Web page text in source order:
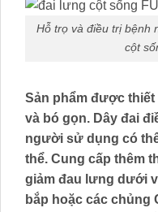
Hỗ trọ và điều trị bệnh
cột
Sản phẩm được
và bó gọn. Dây đai
người sử dụng có
thể. Cung cấp thêm
giảm đau lưng dưới
bắp hoặc các chủng